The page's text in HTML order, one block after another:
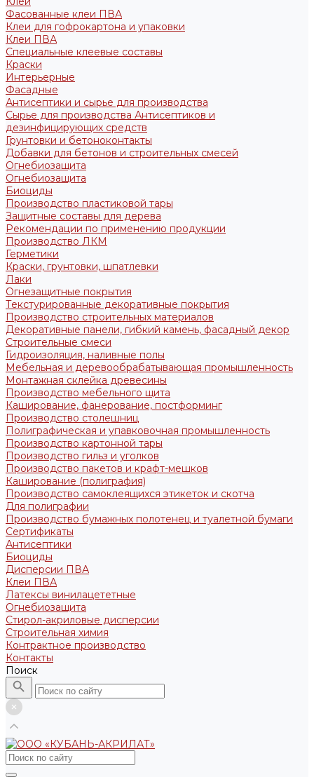
Фасованные клеи ПВА
Клеи для гофрокартона и упаковки
Клеи ПВА
Специальные клеевые составы
Краски
Интерьерные
Фасадные
Антисептики и сырье для производства
Сырье для производства Антисептиков и
дезинфицирующих средств
Грунтовки и бетоноконтакты
Добавки для бетонов и строительных смесей
Огнебиозащита
Огнебиозащита
Биоциды
Производство пластиковой тары
Защитные составы для дерева
Рекомендации по применению продукции
Производство ЛКМ
Герметики
Краски, грунтовки, шпатлевки
Лаки
Огнезащитные покрытия
Текстурированные декоративные покрытия
Производство строительных материалов
Декоративные панели, гибкий камень, фасадный декор
Строительные смеси
Гидроизоляция, наливные полы
Мебельная и деревообрабатывающая промышленность
Монтажная склейка древесины
Производство мебельного щита
Каширование, фанерование, постформинг
Производство столешниц
Полиграфическая и упавковочная промышленность
Производство картонной тары
Производство гильз и уголков
Производство пакетов и крафт-мешков
Каширование (полиграфия)
Производство самоклеящихся этикеток и скотча
Для полиграфии
Производство бумажных полотенец и туалетной бумаги
Сертификаты
Антисептики
Биоциды
Дисперсии ПВА
Клеи ПВА
Латексы винилацететные
Огнебиозащита
Стирол-акриловые дисперсии
Строительная химия
Контрактное производство
Контакты
Поиск